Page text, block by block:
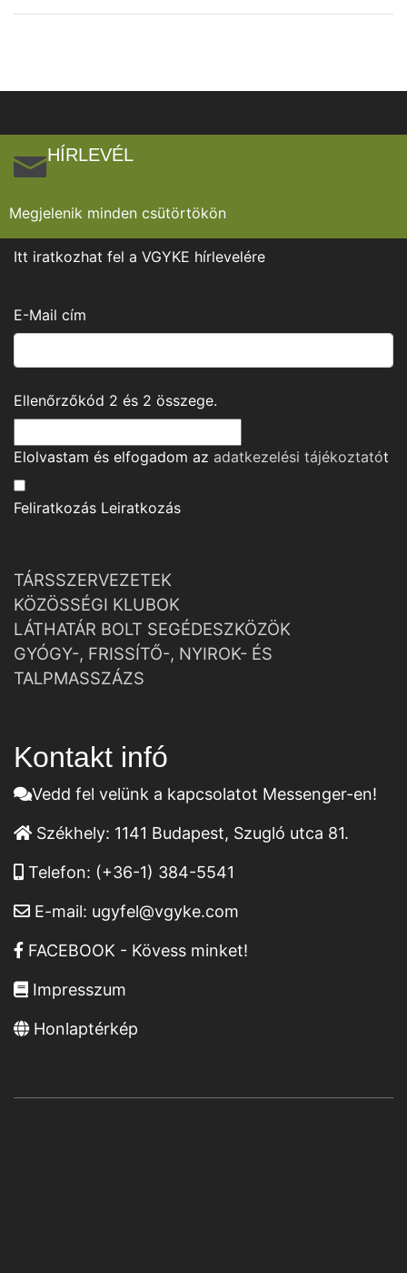
HÍRLEVÉL
Megjelenik minden csütörtökön
Itt iratkozhat fel a VGYKE hírlevelére
E-Mail cím
Ellenőrzőkód 2 és 2 összege.
Elolvastam és elfogadom az adatkezelési tájékoztatót
Feliratkozás Leiratkozás
TÁRSSZERVEZETEK
KÖZÖSSÉGI KLUBOK
LÁTHATÁR BOLT SEGÉDESZKÖZÖK
GYÓGY-, FRISSÍTŐ-, NYIROK- ÉS
TALPMASSZÁZS
Kontakt infó
Vedd fel velünk a kapcsolatot Messenger-en!
Székhely: 1141 Budapest, Szugló utca 81.
Telefon: (+36-1) 384-5541
E-mail: ugyfel@vgyke.com
FACEBOOK - Kövess minket!
Impresszum
Honlaptérkép